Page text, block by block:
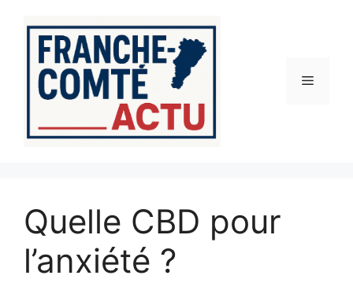
contenu
Menu
Quelle CBD pour
l’anxiété ?